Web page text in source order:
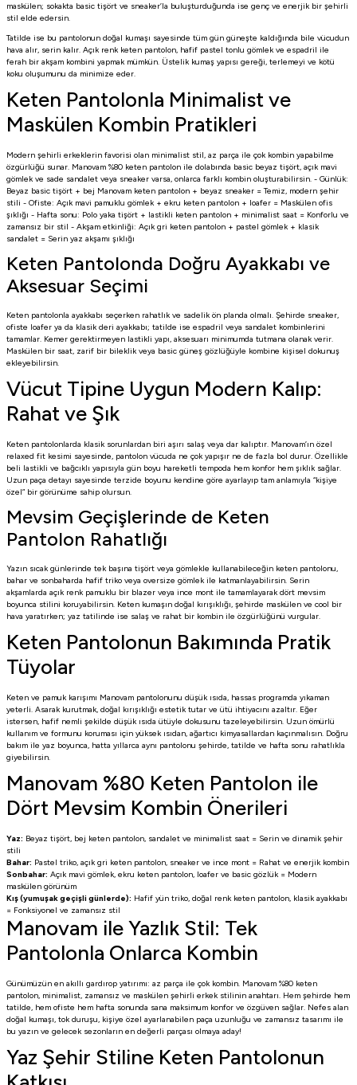
maskülen; sokakta basic tişört ve sneaker’la buluşturduğunda ise genç ve enerjik bir şehirli
stil elde edersin.
Tatilde ise bu pantolonun doğal kumaşı sayesinde tüm gün güneşte kaldığında bile vücudun
hava alır, serin kalır. Açık renk keten pantolon, hafif pastel tonlu gömlek ve espadril ile
ferah bir akşam kombini yapmak mümkün. Üstelik kumaş yapısı gereği, terlemeyi ve kötü
koku oluşumunu da minimize eder.
Keten Pantolonla Minimalist ve
Maskülen Kombin Pratikleri
Modern şehirli erkeklerin favorisi olan minimalist stil, az parça ile çok kombin yapabilme
özgürlüğü sunar. Manovam %80 keten pantolon ile dolabında basic beyaz tişört, açık mavi
gömlek ve sade sandalet veya sneaker varsa, onlarca farklı kombin oluşturabilirsin. - Günlük:
Beyaz basic tişört + bej Manovam keten pantolon + beyaz sneaker = Temiz, modern şehir
stili - Ofiste: Açık mavi pamuklu gömlek + ekru keten pantolon + loafer = Maskülen ofis
şıklığı - Hafta sonu: Polo yaka tişört + lastikli keten pantolon + minimalist saat = Konforlu ve
zamansız bir stil - Akşam etkinliği: Açık gri keten pantolon + pastel gömlek + klasik
sandalet = Serin yaz akşamı şıklığı
Keten Pantolonda Doğru Ayakkabı ve
Aksesuar Seçimi
Keten pantolonla ayakkabı seçerken rahatlık ve sadelik ön planda olmalı. Şehirde sneaker,
ofiste loafer ya da klasik deri ayakkabı; tatilde ise espadril veya sandalet kombinlerini
tamamlar. Kemer gerektirmeyen lastikli yapı, aksesuarı minimumda tutmana olanak verir.
Maskülen bir saat, zarif bir bileklik veya basic güneş gözlüğüyle kombine kişisel dokunuş
ekleyebilirsin.
Vücut Tipine Uygun Modern Kalıp:
Rahat ve Şık
Keten pantolonlarda klasik sorunlardan biri aşırı salaş veya dar kalıptır. Manovam’ın özel
relaxed fit kesimi sayesinde, pantolon vücuda ne çok yapışır ne de fazla bol durur. Özellikle
beli lastikli ve bağcıklı yapısıyla gün boyu hareketli tempoda hem konfor hem şıklık sağlar.
Uzun paça detayı sayesinde terzide boyunu kendine göre ayarlayıp tam anlamıyla “kişiye
özel” bir görünüme sahip olursun.
Mevsim Geçişlerinde de Keten
Pantolon Rahatlığı
Yazın sıcak günlerinde tek başına tişört veya gömlekle kullanabileceğin keten pantolonu,
bahar ve sonbaharda hafif triko veya oversize gömlek ile katmanlayabilirsin. Serin
akşamlarda açık renk pamuklu bir blazer veya ince mont ile tamamlayarak dört mevsim
boyunca stilini koruyabilirsin. Keten kumaşın doğal kırışıklığı, şehirde maskülen ve cool bir
hava yaratırken; yaz tatilinde ise salaş ve rahat bir kombin ile özgürlüğünü vurgular.
Keten Pantolonun Bakımında Pratik
Tüyolar
Keten ve pamuk karışımı Manovam pantolonunu düşük ısıda, hassas programda yıkaman
yeterli. Asarak kurutmak, doğal kırışıklığı estetik tutar ve ütü ihtiyacını azaltır. Eğer
istersen, hafif nemli şekilde düşük ısıda ütüyle dokusunu tazeleyebilirsin. Uzun ömürlü
kullanım ve formunu koruması için yüksek ısıdan, ağartıcı kimyasallardan kaçınmalısın. Doğru
bakım ile yaz boyunca, hatta yıllarca aynı pantolonu şehirde, tatilde ve hafta sonu rahatlıkla
giyebilirsin.
Manovam %80 Keten Pantolon ile
Dört Mevsim Kombin Önerileri
Yaz: Beyaz tişört, bej keten pantolon, sandalet ve minimalist saat = Serin ve dinamik şehir
stili
Bahar: Pastel triko, açık gri keten pantolon, sneaker ve ince mont = Rahat ve enerjik kombin
Sonbahar: Açık mavi gömlek, ekru keten pantolon, loafer ve basic gözlük = Modern
maskülen görünüm
Kış (yumuşak geçişli günlerde): Hafif yün triko, doğal renk keten pantolon, klasik ayakkabı
= Fonksiyonel ve zamansız stil
Manovam ile Yazlık Stil: Tek
Pantolonla Onlarca Kombin
Günümüzün en akıllı gardırop yatırımı: az parça ile çok kombin. Manovam %80 keten
pantolon, minimalist, zamansız ve maskülen şehirli erkek stilinin anahtarı. Hem şehirde hem
tatilde, hem ofiste hem hafta sonunda sana maksimum konfor ve özgüven sağlar. Nefes alan
doğal kumaşı, tok duruşu, kişiye özel ayarlanabilen paça uzunluğu ve zamansız tasarımı ile
bu yazın ve gelecek sezonların en değerli parçası olmaya aday!
Yaz Şehir Stiline Keten Pantolonun